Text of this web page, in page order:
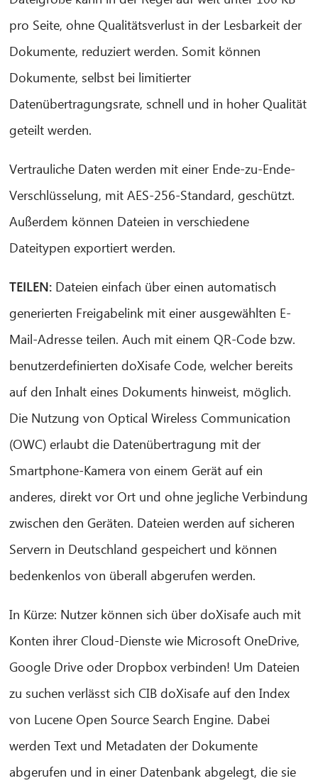
pro Seite, ohne Qualitätsverlust in der Lesbarkeit der
Dokumente, reduziert werden. Somit können
Dokumente, selbst bei limitierter
Datenübertragungsrate, schnell und in hoher Qualität
geteilt werden.
Vertrauliche Daten werden mit einer Ende-zu-Ende-
Verschlüsselung, mit AES-256-Standard, geschützt.
Außerdem können Dateien in verschiedene
Dateitypen exportiert werden.
TEILEN: Dateien einfach über einen automatisch
generierten Freigabelink mit einer ausgewählten E-
Mail-Adresse teilen. Auch mit einem QR-Code bzw.
benutzerdefinierten doXisafe Code, welcher bereits
auf den Inhalt eines Dokuments hinweist, möglich.
Die Nutzung von Optical Wireless Communication
(OWC) erlaubt die Datenübertragung mit der
Smartphone-Kamera von einem Gerät auf ein
anderes, direkt vor Ort und ohne jegliche Verbindung
zwischen den Geräten. Dateien werden auf sicheren
Servern in Deutschland gespeichert und können
bedenkenlos von überall abgerufen werden.
In Kürze: Nutzer können sich über doXisafe auch mit
Konten ihrer Cloud-Dienste wie Microsoft OneDrive,
Google Drive oder Dropbox verbinden! Um Dateien
zu suchen verlässt sich CIB doXisafe auf den Index
von Lucene Open Source Search Engine. Dabei
werden Text und Metadaten der Dokumente
abgerufen und in einer Datenbank abgelegt, die sie
Hello! What can I do for you?